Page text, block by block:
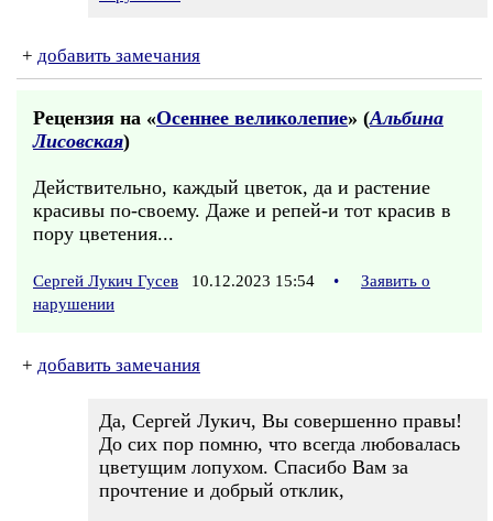
+ добавить замечания
Рецензия на «Осеннее великолепие» (Альбина
Лисовская)
Действительно, каждый цветок, да и растение
красивы по-своему. Даже и репей-и тот красив в
пору цветения...
Сергей Лукич Гусев 10.12.2023 15:54 •
Заявить о
нарушении
+ добавить замечания
Да, Сергей Лукич, Вы совершенно правы!
До сих пор помню, что всегда любовалась
цветущим лопухом. Спасибо Вам за
прочтение и добрый отклик,